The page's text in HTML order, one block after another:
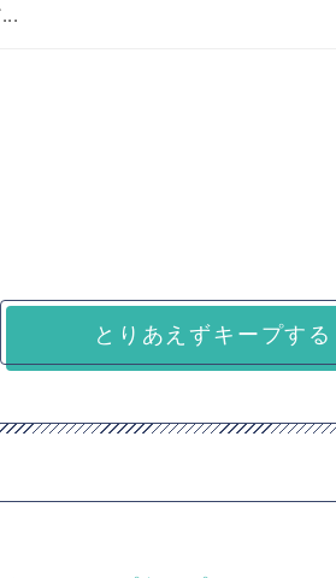
とりあえずキープする